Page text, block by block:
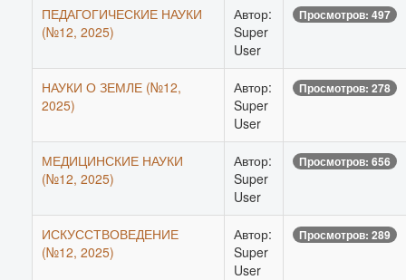
ПЕДАГОГИЧЕСКИЕ НАУКИ
(№12, 2025)
Автор:
Super
User
Просмотров: 497
НАУКИ О ЗЕМЛЕ (№12,
2025)
Автор:
Super
User
Просмотров: 278
МЕДИЦИНСКИЕ НАУКИ
(№12, 2025)
Автор:
Super
User
Просмотров: 656
ИСКУССТВОВЕДЕНИЕ
(№12, 2025)
Автор:
Super
User
Просмотров: 289